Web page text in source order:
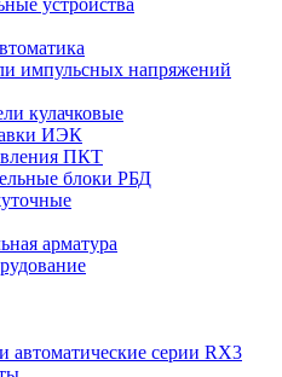
импульсных напряжений
кулачковые
ИЭК
ПКТ
блоки РБД
арматура
автоматические серии RX3